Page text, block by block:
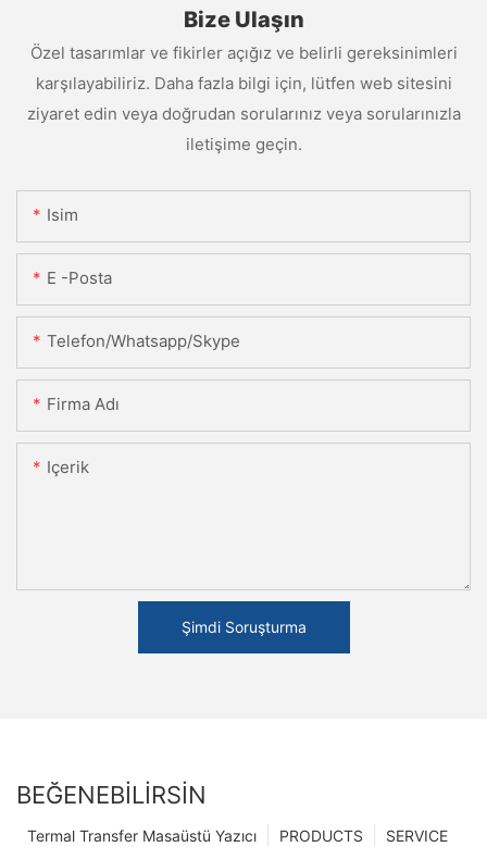
Bize Ulaşın
Özel tasarımlar ve fikirler açığız ve belirli gereksinimleri
karşılayabiliriz. Daha fazla bilgi için, lütfen web sitesini
ziyaret edin veya doğrudan sorularınız veya sorularınızla
iletişime geçin.
Isim
E -posta
Telefon/Whatsapp/Skype
Firma Adı
Içerik
Şimdi Soruşturma
BEĞENEBILIRSIN
SERVICE
PRODUCTS
Termal Transfer Masaüstü Yazıcı